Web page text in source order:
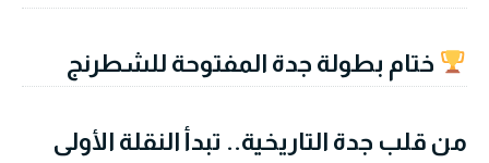
ختام بطولة جدة المفتوحة للشطرنج
من قلب جدة التاريخية.. تبدأ النقلة الأولى